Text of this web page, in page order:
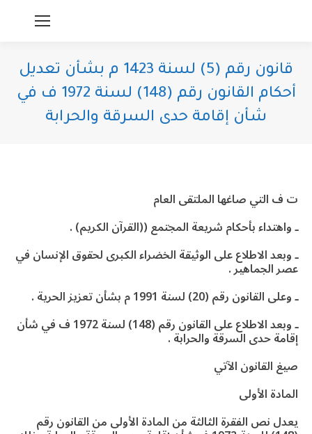
قانون رقم (5) لسنة 1423 م بشأن تعديل
أحكام القانون رقم (148) لسنة 1972 ف في
شأن إقامة حدى السرقة والحرابة
ت ف التي صاغها الملتقى العام
ـ واهتداء بأحكام شريعة المجتمع ((القرآن الكريم) .
ـ وبعد الاطلاع على الوثيقة الخضراء الكبرى لحقوق الإنسان في
عصر الجماهير .
ـ وعلى القانون رقم (20) لسنة 1991 م بشأن تعزيز الحرية .
ـ وبعد الاطلاع على القانون رقم (148) لسنة 1972 ف في شأن
إقامة حدى السرقة والحرابة .
صيغ القانون الآتي
المادة الأولى
يعدل نص الفقرة الثالثة من المادة الأولى من القانون رقم